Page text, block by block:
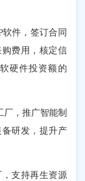
件，签订合同
费用，核定信
硬件投资额的
，推广智能制
研发，提升产
支持再生资源